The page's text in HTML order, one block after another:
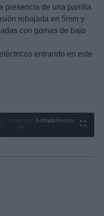
presencia de una parrilla
rebajada en 5mm y
con gomas de bajo
entrando en este
Ad hubMedia